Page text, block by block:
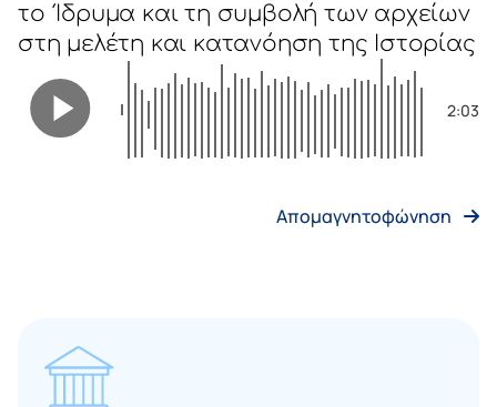
το Ίδρυμα και τη συμβολή των αρχείων
στη μελέτη και κατανόηση της Ιστορίας
2:03
Απομαγνητοφώνηση